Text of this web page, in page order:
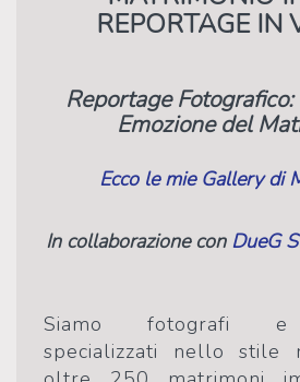
REPORTAGE IN
Reportage
Emozione del
Ecco le mie Gallery di
In collaborazione con DueG
Siamo fotografi e
specializzati nello stile